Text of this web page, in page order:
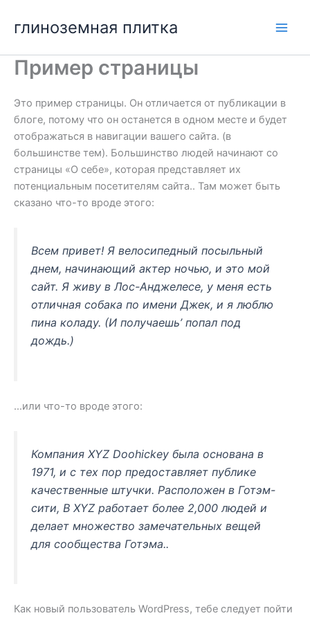
глиноземная плитка
Пример страницы
Это пример страницы. Он отличается от публикации в
блоге, потому что он останется в одном месте и будет
отображаться в навигации вашего сайта. (в
большинстве тем). Большинство людей начинают со
страницы «О себе», которая представляет их
потенциальным посетителям сайта.. Там может быть
сказано что-то вроде этого:
Всем привет! Я велосипедный посыльный
днем, начинающий актер ночью, и это мой
сайт. Я живу в Лос-Анджелесе, у меня есть
отличная собака по имени Джек, и я люблю
пина коладу. (И получаешь’ попал под
дождь.)
…или что-то вроде этого:
Компания XYZ Doohickey была основана в
1971, и с тех пор предоставляет публике
качественные штучки. Расположен в Готэм-
сити, В XYZ работает более 2,000 людей и
делает множество замечательных вещей
для сообщества Готэма..
Как новый пользователь WordPress, тебе следует пойти